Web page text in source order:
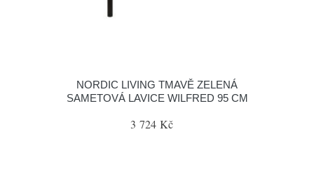
NORDIC LIVING TMAVĚ ZELENÁ
SAMETOVÁ LAVICE WILFRED 95 CM
3 724 Kč